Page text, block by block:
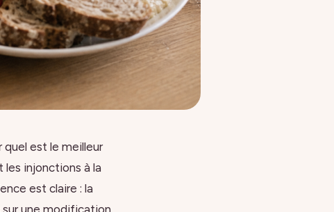
est le meilleur
injonctions à la
est claire : la
une modification